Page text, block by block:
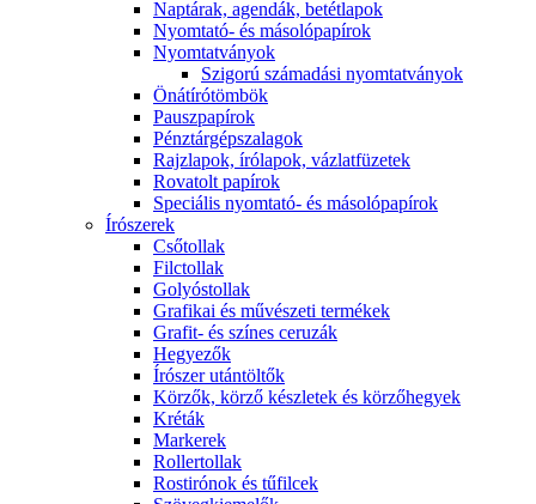
Naptárak, agendák, betétlapok
Nyomtató- és másolópapírok
Nyomtatványok
Szigorú számadási nyomtatványok
Önátírótömbök
Pauszpapírok
Pénztárgépszalagok
Rajzlapok, írólapok, vázlatfüzetek
Rovatolt papírok
Speciális nyomtató- és másolópapírok
Írószerek
Csőtollak
Filctollak
Golyóstollak
Grafikai és művészeti termékek
Grafit- és színes ceruzák
Hegyezők
Írószer utántöltők
Körzők, körző készletek és körzőhegyek
Kréták
Markerek
Rollertollak
Rostirónok és tűfilcek